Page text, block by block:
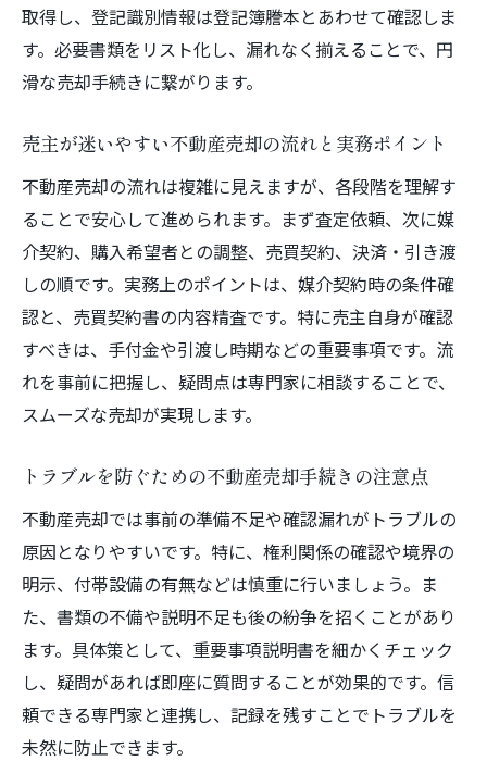
不動産売却時に印鑑証明を取得する際の注
意点
効率化
売主が準備すべき印鑑証明と必要な書類一
覧
不動産売却における印鑑証明紛失時の対応
方法
福岡県で安心して進める不動産売却の流れ
不動産売却の全体像と売主が安心できる進
め方
売主が失敗しないための不動産売却ステッ
不動産売却時の売主と業者コミュニケーシ
ョンのコツ
売主が意識すべき不動産売却の契約から引
き渡しまで
不動産売却の流れで重要な書類と手続きポ
イント
福岡県で売主が安心できる不動産売却の相
談先選び
取得し、登記識別情報は登記簿謄本とあわせて確認しま
す。必要書類をリスト化し、漏れなく揃えることで、円
滑な売却手続きに繋がります。
売主が迷いやすい不動産売却の流れと実務ポイント
不動産売却の流れは複雑に見えますが、各段階を理解す
ることで安心して進められます。まず査定依頼、次に媒
介契約、購入希望者との調整、売買契約、決済・引き渡
しの順です。実務上のポイントは、媒介契約時の条件確
認と、売買契約書の内容精査です。特に売主自身が確認
すべきは、手付金や引渡し時期などの重要事項です。流
れを事前に把握し、疑問点は専門家に相談することで、
スムーズな売却が実現します。
トラブルを防ぐための不動産売却手続きの注意点
不動産売却では事前の準備不足や確認漏れがトラブルの
原因となりやすいです。特に、権利関係の確認や境界の
明示、付帯設備の有無などは慎重に行いましょう。ま
た、書類の不備や説明不足も後の紛争を招くことがあり
ます。具体策として、重要事項説明書を細かくチェック
し、疑問があれば即座に質問することが効果的です。信
頼できる専門家と連携し、記録を残すことでトラブルを
未然に防止できます。